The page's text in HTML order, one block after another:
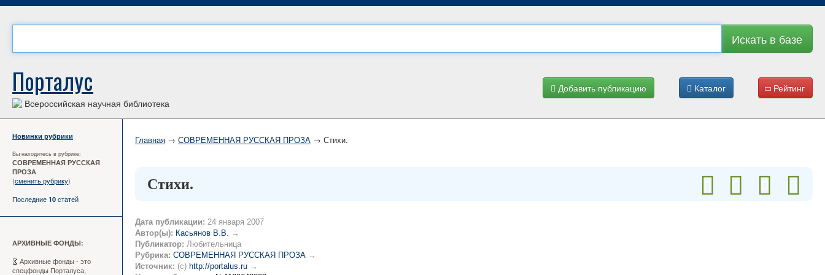
Искать в базе
Рейтинг
Каталог
Добавить публикацию
Порталус
Всероссийская научная библиотека
Новинки рубрики
Вы находитесь в рубрике:
СОВРЕМЕННАЯ РУССКАЯ
ПРОЗА
(сменить рубрику)
Последние 10 статей
АРХИВНЫЕ ФОНДЫ:
Архивные фонды - это
спецфонды Порталуса,
Главная → СОВРЕМЕННАЯ РУССКАЯ ПРОЗА → Стихи.
Стихи.
Дата публикации: 24 января 2007
Автор(ы): Касьянов В.В. →
Публикатор: Любительница
Рубрика: СОВРЕМЕННАЯ РУССКАЯ ПРОЗА →
Источник: (c) http://portalus.ru →